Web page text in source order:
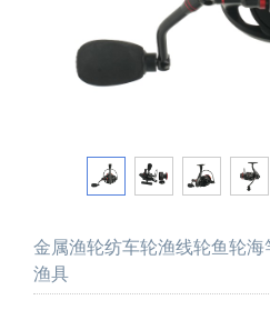
金属渔轮纺车轮渔线轮鱼轮
渔具